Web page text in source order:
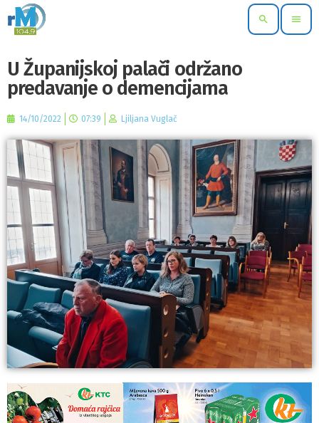
search menu
U Županijskoj palači održano
predavanje o demencijama
14/10/2022 07:39 Ljiljana Vuglač